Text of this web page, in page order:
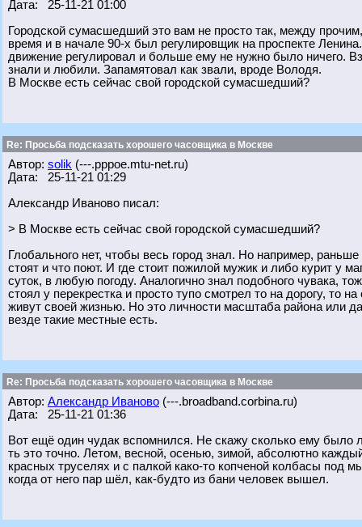
Дата: 25-11-21 01:00
Городской сумасшедший это вам не просто так, между
время и в начале 90-х был регулировщик на проспекте
движение регулировал и больше ему не нужно было ничего.
знали и любили. Запамятовал как звали, вроде Володя.
В Москве есть сейчас свой городской сумасшедший?
Re: Просьба подсказать хорошего часовщика в Москве
Автор: solik (---.pppoe.mtu-net.ru)
Дата: 25-11-21 01:29
Александр Иваново писал:
> В Москве есть сейчас свой городской сумасшедший?
Глобального нет, чтобы весь город знал. Но например,
стоят и что поют. И где стоит пожилой мужик и либо курит у
суток, в любую погоду. Аналогично знал подобного чувака,
стоял у перекрестка и просто тупо смотрел то на дорогу, то
живут своей жизнью. Но это личности масштаба района или
везде такие местные есть.
Re: Просьба подсказать хорошего часовщика в Москве
Автор: Александр Иваново (---.broadband.corbina.ru)
Дата: 25-11-21 01:36
Вот ещё один чудак вспомнился. Не скажу сколько ему было
ть это точно. Летом, весной, осенью, зимой, абсолютно
красных труселях и с палкой како-то копченой колбасы под
когда от него пар шёл, как-будто из бани человек вышел.